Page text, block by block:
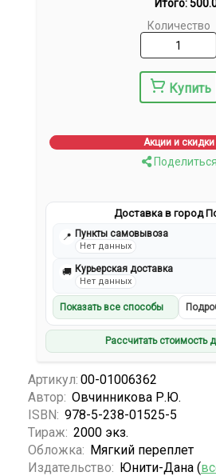
Итого:
Количество
Купить
Акции и скидки
Поделиться
Доставка в город
📍 Пункты самовывоза
Нет данных
🚚 Курьерская доставка
Нет данных
Показать все способы
Рассчитать стоимость
Артикул: 00-01006362
Автор: Овчинникова Р.Ю.
ISBN: 978-5-238-01525-5
Тираж: 2000 экз.
Обложка: Мягкий переплет
Издательство: Юнити-Дана (